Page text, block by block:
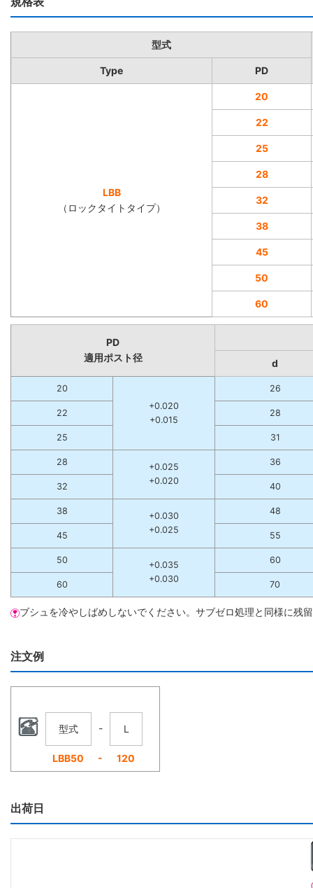
型式
Type PD
LBB
（ロックタイトタイプ）
20
22
25
28
32
38
45
50
60
PD
適用ポスト径
d
20
+0.020
+0.015
26
22 28
25 31
28
+0.025
+0.020
36
32 40
38
+0.030
+0.025
48
45 55
50
+0.035
+0.030
60
60 70
ブシュを冷やしばめしないでください。サブゼロ処理と同様に残
注文例
型式 - L
LBB50 - 120
出荷日